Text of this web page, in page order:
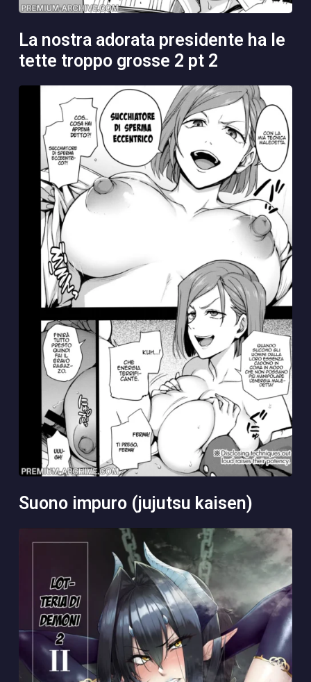
la nostra adorata presidente ha le
tette troppo grosse 2 pt 2
suono impuro (jujutsu kaisen)